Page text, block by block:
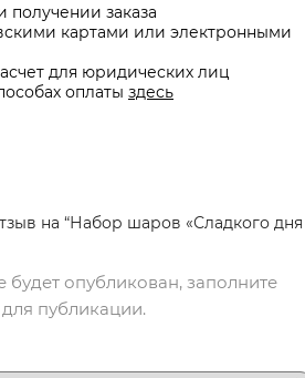
заказа
картами или электронными
для юридических лиц
оплаты здесь
на “Набор шаров «Сладкого дня
опубликован, заполните
публикации.